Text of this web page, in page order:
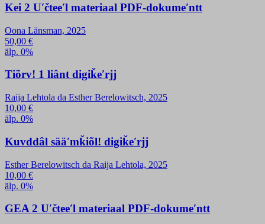
Kei 2 Uʹčteeʹl materiaal PDF-dokumeʹntt
Oona Länsman, 2025
50,00 €
älp. 0%
Tiõrv! 1 liânt digiǩeʹrjj
Raija Lehtola da Esther Berelowitsch, 2025
10,00 €
älp. 0%
Kuvddâl sääʹmǩiõl! digiǩeʹrjj
Esther Berelowitsch da Raija Lehtola, 2025
10,00 €
älp. 0%
GEA 2 Uʹčteeʹl materiaal PDF-dokumeʹntt